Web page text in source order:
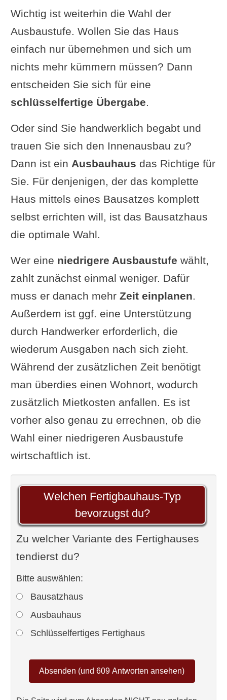
Wichtig ist weiterhin die Wahl der
Ausbaustufe. Wollen Sie das Haus
einfach nur übernehmen und sich um
nichts mehr kümmern müssen? Dann
entscheiden Sie sich für eine
schlüsselfertige Übergabe.
Oder sind Sie handwerklich begabt und
trauen Sie sich den Innenausbau zu?
Dann ist ein Ausbauhaus das Richtige für
Sie. Für denjenigen, der das komplette
Haus mittels eines Bausatzes komplett
selbst errichten will, ist das Bausatzhaus
die optimale Wahl.
Wer eine niedrigere Ausbaustufe wählt,
zahlt zunächst einmal weniger. Dafür
muss er danach mehr Zeit einplanen.
Außerdem ist ggf. eine Unterstützung
durch Handwerker erforderlich, die
wiederum Ausgaben nach sich zieht.
Während der zusätzlichen Zeit benötigt
man überdies einen Wohnort, wodurch
zusätzlich Mietkosten anfallen. Es ist
vorher also genau zu errechnen, ob die
Wahl einer niedrigeren Ausbaustufe
wirtschaftlich ist.
Welchen Fertigbauhaus-Typ
bevorzugst du?
Zu welcher Variante des Fertighauses
tendierst du?
Bitte auswählen:
Bausatzhaus
Ausbauhaus
Schlüsselfertiges Fertighaus